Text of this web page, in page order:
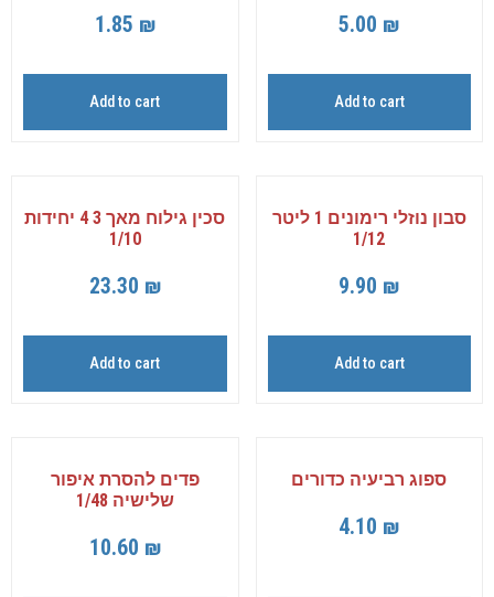
5.00 ₪
Add to cart
1.85 ₪
Add to cart
סבון נוזלי רימונים 1 ליטר
1/12
9.90 ₪
Add to cart
סכין גילוח מאך 3 4 יחידות
1/10
23.30 ₪
Add to cart
ספוג רביעיה כדורים
4.10 ₪
פדים להסרת איפור
שלישיה 1/48
10.60 ₪